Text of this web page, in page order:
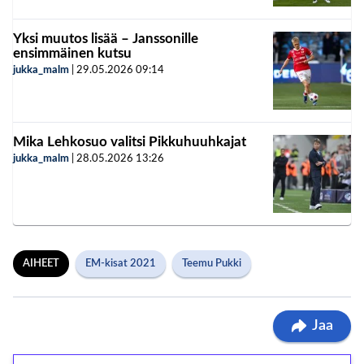
Yksi muutos lisää – Janssonille
ensimmäinen kutsu
jukka_malm 29.05.2026 09:14
Mika Lehkosuo valitsi Pikkuhuuhkajat
jukka_malm 28.05.2026 13:26
AIHEET EM-kisat 2021 Teemu Pukki
Jaa